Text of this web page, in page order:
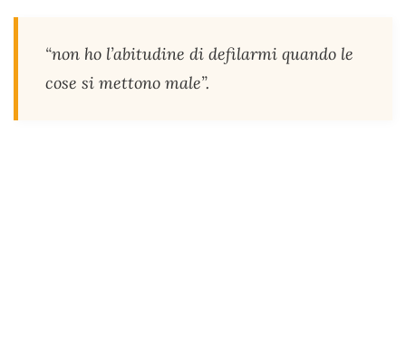
“non ho l’abitudine di defilarmi quando le
cose si mettono male”.